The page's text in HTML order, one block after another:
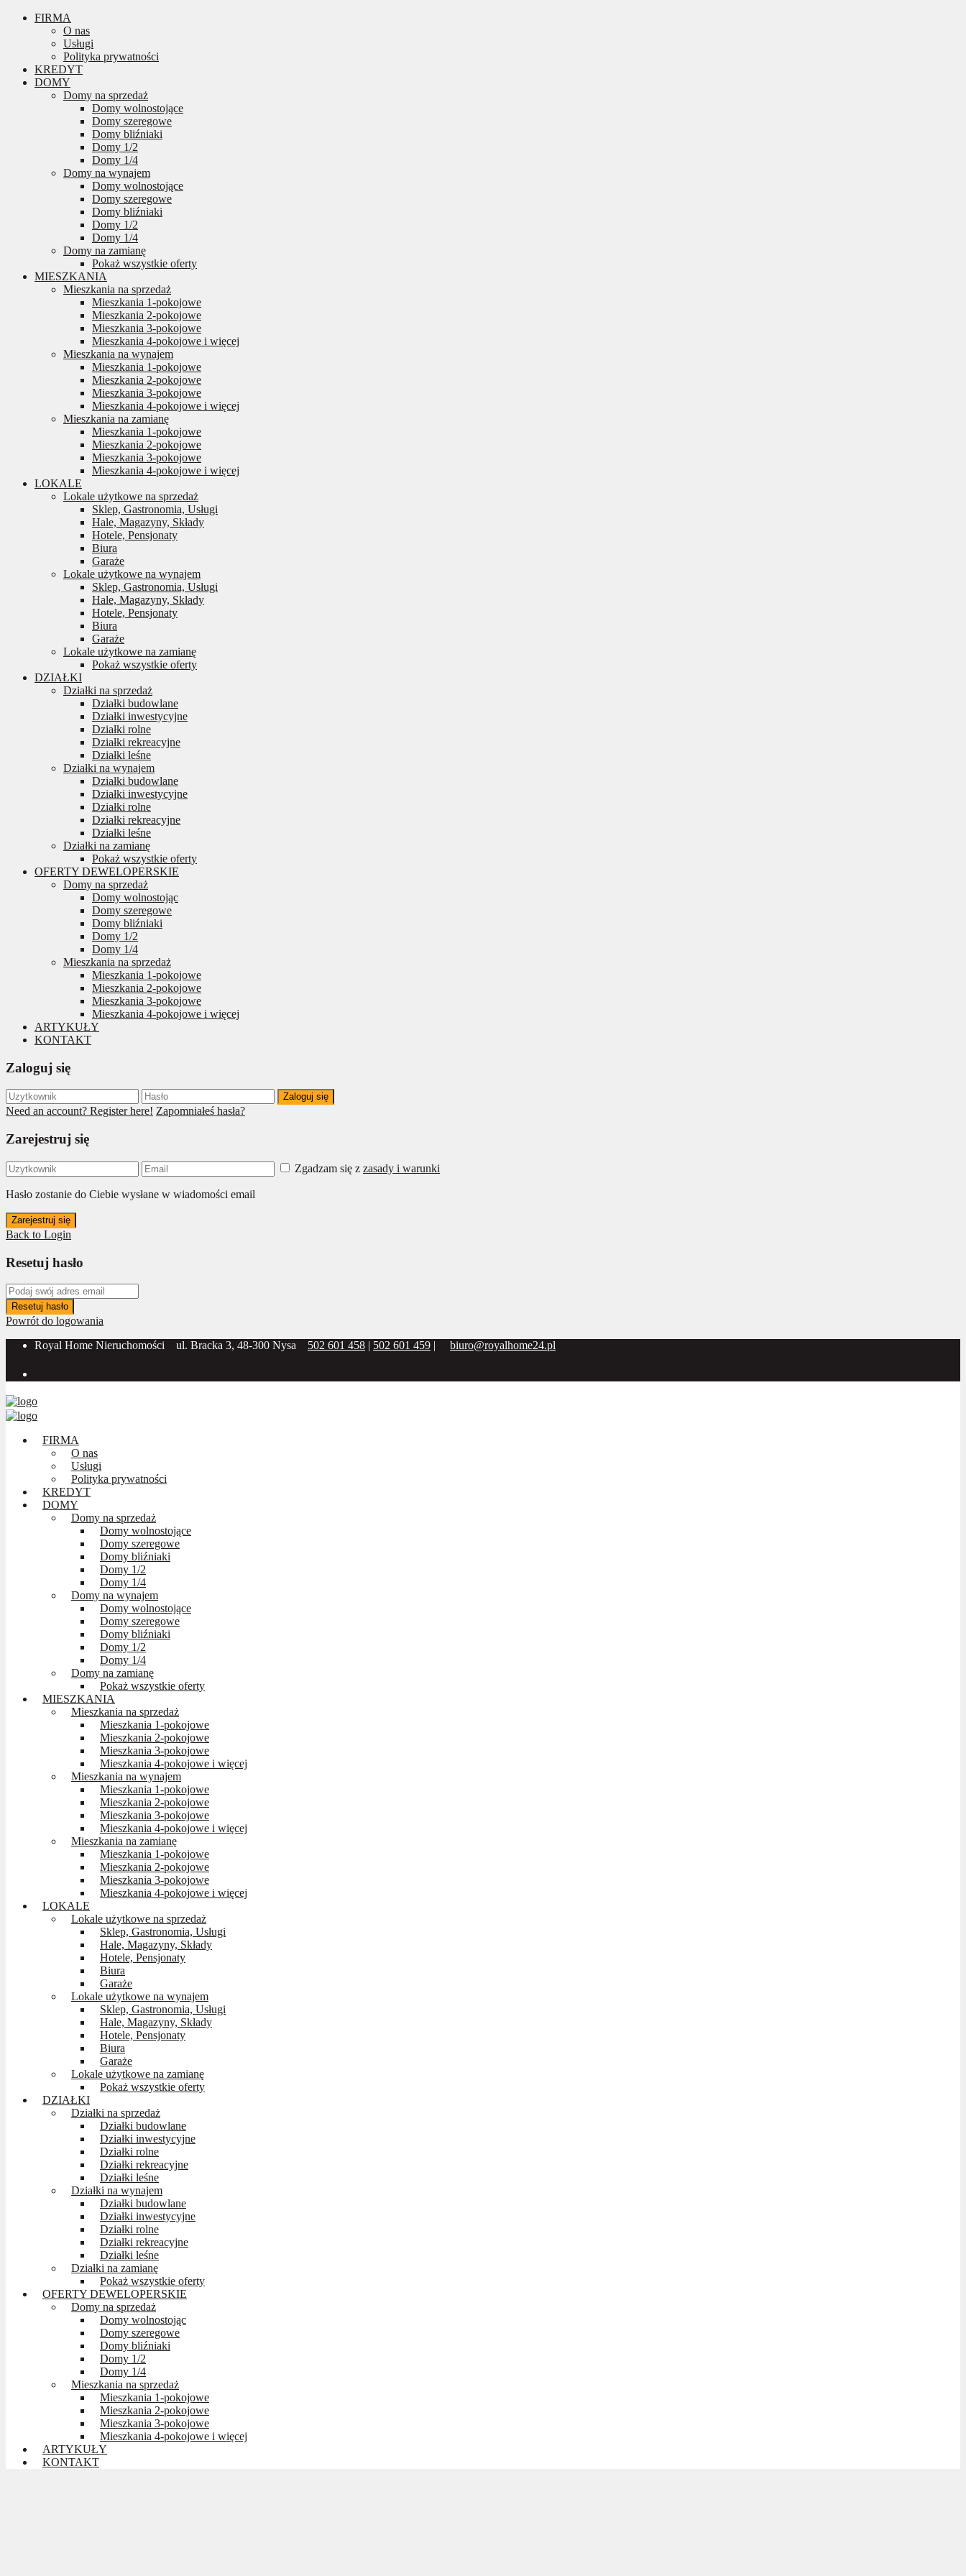
FIRMA
O nas
Usługi
Polityka prywatności
KREDYT
DOMY
Domy na sprzedaż
Domy wolnostojące
Domy szeregowe
Domy bliźniaki
Domy 1/2
Domy 1/4
Domy na wynajem
Domy wolnostojące
Domy szeregowe
Domy bliźniaki
Domy 1/2
Domy 1/4
Domy na zamianę
Pokaż wszystkie oferty
MIESZKANIA
Mieszkania na sprzedaż
Mieszkania 1-pokojowe
Mieszkania 2-pokojowe
Mieszkania 3-pokojowe
Mieszkania 4-pokojowe i więcej
Mieszkania na wynajem
Mieszkania 1-pokojowe
Mieszkania 2-pokojowe
Mieszkania 3-pokojowe
Mieszkania 4-pokojowe i więcej
Mieszkania na zamianę
Mieszkania 1-pokojowe
Mieszkania 2-pokojowe
Mieszkania 3-pokojowe
Mieszkania 4-pokojowe i więcej
LOKALE
Lokale użytkowe na sprzedaż
Sklep, Gastronomia, Usługi
Hale, Magazyny, Składy
Hotele, Pensjonaty
Biura
Garaże
Lokale użytkowe na wynajem
Sklep, Gastronomia, Usługi
Hale, Magazyny, Składy
Hotele, Pensjonaty
Biura
Garaże
Lokale użytkowe na zamianę
Pokaż wszystkie oferty
DZIAŁKI
Działki na sprzedaż
Działki budowlane
Działki inwestycyjne
Działki rolne
Działki rekreacyjne
Działki leśne
Działki na wynajem
Działki budowlane
Działki inwestycyjne
Działki rolne
Działki rekreacyjne
Działki leśne
Działki na zamianę
Pokaż wszystkie oferty
OFERTY DEWELOPERSKIE
Domy na sprzedaż
Domy wolnostojąc
Domy szeregowe
Domy bliźniaki
Domy 1/2
Domy 1/4
Mieszkania na sprzedaż
Mieszkania 1-pokojowe
Mieszkania 2-pokojowe
Mieszkania 3-pokojowe
Mieszkania 4-pokojowe i więcej
ARTYKUŁY
KONTAKT
Zaloguj się
Zaloguj się
Need an account? Register here! Zapomniałeś hasła?
Zarejestruj się
Zgadzam się z zasady i warunki
Hasło zostanie do Ciebie wysłane w wiadomości email
Zarejestruj się
Back to Login
Resetuj hasło
Resetuj hasło
Powrót do logowania
Royal Home Nieruchomości
ul. Bracka 3, 48-300 Nysa 502 601 458 | 502 601 459 | biuro@royalhome24.pl
FIRMA
O nas
Usługi
Polityka prywatności
KREDYT
DOMY
Domy na sprzedaż
Domy wolnostojące
Domy szeregowe
Domy bliźniaki
Domy 1/2
Domy 1/4
Domy na wynajem
Domy wolnostojące
Domy szeregowe
Domy bliźniaki
Domy 1/2
Domy 1/4
Domy na zamianę
Pokaż wszystkie oferty
MIESZKANIA
Mieszkania na sprzedaż
Mieszkania 1-pokojowe
Mieszkania 2-pokojowe
Mieszkania 3-pokojowe
Mieszkania 4-pokojowe i więcej
Mieszkania na wynajem
Mieszkania 1-pokojowe
Mieszkania 2-pokojowe
Mieszkania 3-pokojowe
Mieszkania 4-pokojowe i więcej
Mieszkania na zamianę
Mieszkania 1-pokojowe
Mieszkania 2-pokojowe
Mieszkania 3-pokojowe
Mieszkania 4-pokojowe i więcej
LOKALE
Lokale użytkowe na sprzedaż
Sklep, Gastronomia, Usługi
Hale, Magazyny, Składy
Hotele, Pensjonaty
Biura
Garaże
Lokale użytkowe na wynajem
Sklep, Gastronomia, Usługi
Hale, Magazyny, Składy
Hotele, Pensjonaty
Biura
Garaże
Lokale użytkowe na zamianę
Pokaż wszystkie oferty
DZIAŁKI
Działki na sprzedaż
Działki budowlane
Działki inwestycyjne
Działki rolne
Działki rekreacyjne
Działki leśne
Działki na wynajem
Działki budowlane
Działki inwestycyjne
Działki rolne
Działki rekreacyjne
Działki leśne
Działki na zamianę
Pokaż wszystkie oferty
OFERTY DEWELOPERSKIE
Domy na sprzedaż
Domy wolnostojąc
Domy szeregowe
Domy bliźniaki
Domy 1/2
Domy 1/4
Mieszkania na sprzedaż
Mieszkania 1-pokojowe
Mieszkania 2-pokojowe
Mieszkania 3-pokojowe
Mieszkania 4-pokojowe i więcej
ARTYKUŁY
KONTAKT